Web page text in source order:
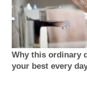
Why this ordinary
your best every